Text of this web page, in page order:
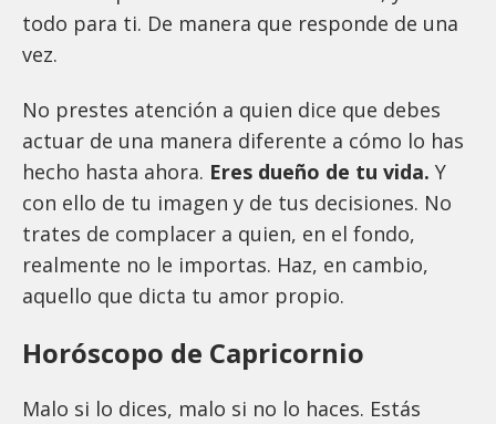
todo para ti. De manera que responde de una
vez.
No prestes atención a quien dice que debes
actuar de una manera diferente a cómo lo has
hecho hasta ahora. Eres dueño de tu vida. Y
con ello de tu imagen y de tus decisiones. No
trates de complacer a quien, en el fondo,
realmente no le importas. Haz, en cambio,
aquello que dicta tu amor propio.
Horóscopo de Capricornio
Malo si lo dices, malo si no lo haces. Estás